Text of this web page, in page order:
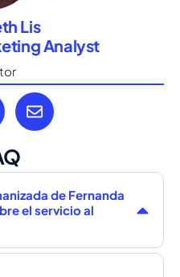
Lis
Analyst
de Fernanda
el servicio al